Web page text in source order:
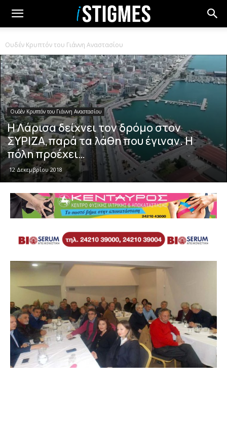
Ουδέν Κρυπτόν του Γιάννη Αναστασίου
Ουδέν Κρυπτόν του Γιάννη Αναστασίου
Η Λάρισα δείχνει τον δρόμο στον
ΣΥΡΙΖΑ,παρά τα λάθη που έγιναν. Η
πόλη προέχει…
12 Δεκεμβρίου 2018